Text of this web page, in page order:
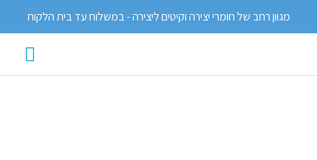
מגוון רחב של חומרי יצירה וקיטים ליצירה - במשלוח עד בית הלקוח